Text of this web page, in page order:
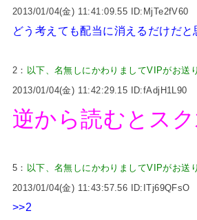
2013/01/04(金) 11:41:09.55 ID:MjTe2fV60
どう考えても配当に消えるだけだと
2： 以下、名無しにかわりましてVIPがお送
2013/01/04(金) 11:42:29.15 ID:fAdjH1L90
逆から読むとス
5： 以下、名無しにかわりましてVIPがお送
2013/01/04(金) 11:43:57.56 ID:ITj69QFsO
>>2